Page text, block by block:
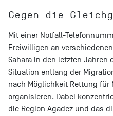
Gegen die
Mit einer Notfall-
Freiwilligen an
Sahara in den letzten Jahren
Situation entlang der
nach Möglichkeit Rettung für
organisieren. Dabei
die Region Agadez und das